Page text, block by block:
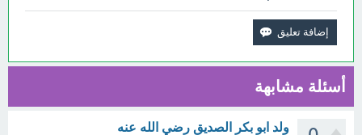
أسئلة مشابهة
ولد ابو بكر الصديق رضي الله عنه